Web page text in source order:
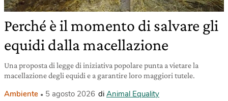
Perché è il momento di salvare gli
equidi dalla macellazione
Una proposta di legge di iniziativa popolare punta a vietare la
macellazione degli equidi e a garantire loro maggiori tutele.
Ambiente 5 agosto 2026 di Animal Equality